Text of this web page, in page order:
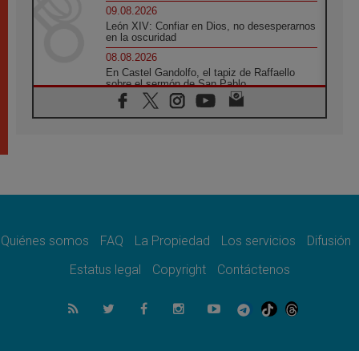
09.08.2026
León XIV: Confiar en Dios, no desesperarnos
en la oscuridad
08.08.2026
En Castel Gandolfo, el tapiz de Raffaello
sobre el sermón de San Pablo
08.08.2026
En Colombia, «la paz no se compra con una
08.08.2026
08.08.2026
del Buen Consejo de Genazzano
Filipinas: el Vicariato Apostólico de Calapán
se convierte en diócesis
Quiénes somos FAQ La Propiedad Los servicios
Difusión
Estatus legal
Copyright Contáctenos